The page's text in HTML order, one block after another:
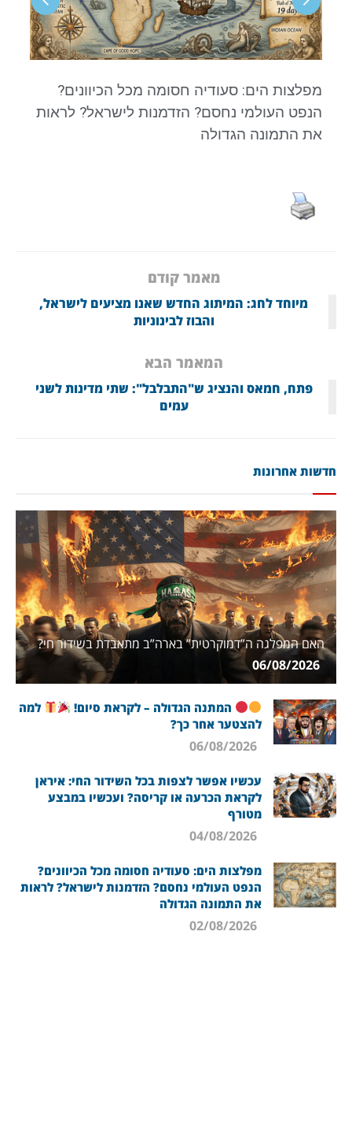
מפלצות הים: סעודיה חסומה מכל הכיוונים?
הנפט העולמי נחסם? הזדמנות לישראל? לראות
את התמונה הגדולה
מאמר קודם
מיוחד לחג: המיתוג החדש שאנו מציעים לישראל,
והבוז לבינוניות
המאמר הבא
פתח, חמאס והנציג ש"התבלבל": שתי מדינות לשני
עמים
חדשות אחרונות
האם המפלגה ה”דמוקרטית” בארה”ב מתאבדת בשידור חי?
06/08/2026
המתנה הגדולה – לקראת סיום!
למה
להצטער אחר כך?
עכשיו אפשר לצפות בכל השידור החי: איראן
לקראת הכרעה או קריסה? ועכשיו במבצע
מטורף
מפלצות הים: סעודיה חסומה מכל הכיוונים?
הנפט העולמי נחסם? הזדמנות לישראל? לראות
את התמונה הגדולה